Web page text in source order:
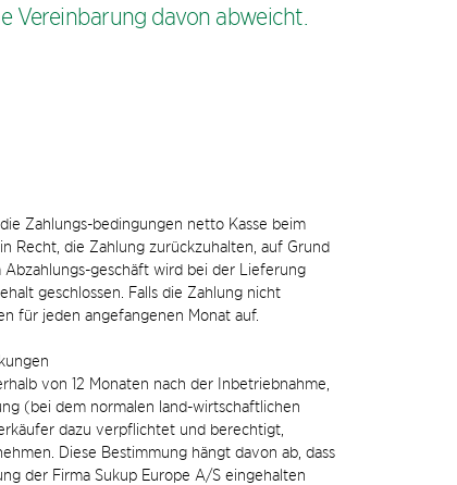
Vereinbarung davon abweicht.
Zahlungs-bedingungen netto Kasse beim
Recht, die Zahlung zurückzuhalten, auf Grund
geschäft wird bei der Lieferung
geschlossen. Falls die Zahlung nicht
für jeden angefangenen Monat auf.
von 12 Monaten nach der Inbetriebnahme,
(bei dem normalen land-wirtschaftlichen
dazu verpflichtet und berechtigt,
Diese Bestimmung hängt davon ab, dass
der Firma Sukup Europe A/S eingehalten